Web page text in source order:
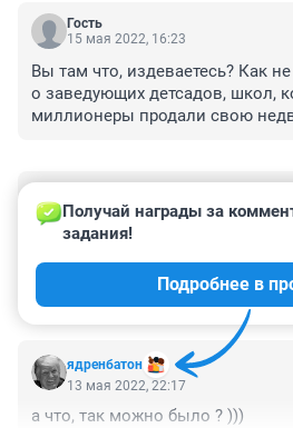
Гость
15 мая 2022, 16:23
Вы там что, издеваетесь? Как
о заведующих детсадов, школ,
миллионеры продали свою
13 мая 2022, 22:45
Нифигасе.Себя не обижают.
не могут привлечь в свои
вузов преподавать за
ядренбатон
Получай награды за
задания!
Подробнее в
13 мая 2022, 22:17
а что, так можно было ? )))